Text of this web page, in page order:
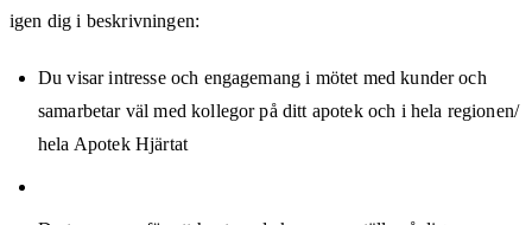
igen dig i beskrivningen:
Du visar intresse och engagemang i mötet med kunder och
samarbetar väl med kollegor på ditt apotek och i hela regionen/
hela Apotek Hjärtat